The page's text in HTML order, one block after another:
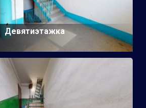
Девятиэтажка